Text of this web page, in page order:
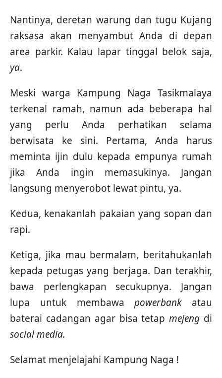
Nantinya, deretan warung dan tugu Kujang
raksasa akan menyambut Anda di depan
area parkir. Kalau lapar tinggal belok saja,
ya.
Meski warga Kampung Naga Tasikmalaya
terkenal ramah, namun ada beberapa hal
yang perlu Anda perhatikan selama
berwisata ke sini. Pertama, Anda harus
meminta ijin dulu kepada empunya rumah
jika Anda ingin memasukinya. Jangan
langsung menyerobot lewat pintu, ya.
Kedua, kenakanlah pakaian yang sopan dan
rapi.
Ketiga, jika mau bermalam, beritahukanlah
kepada petugas yang berjaga. Dan terakhir,
bawa perlengkapan secukupnya. Jangan
lupa untuk membawapowerbankatau
baterai cadangan agar bisa tetapmejeng di
social media.
Selamat menjelajahi Kampung Naga !